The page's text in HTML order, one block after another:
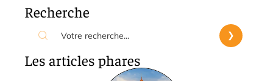
Recherche
Les articles phares